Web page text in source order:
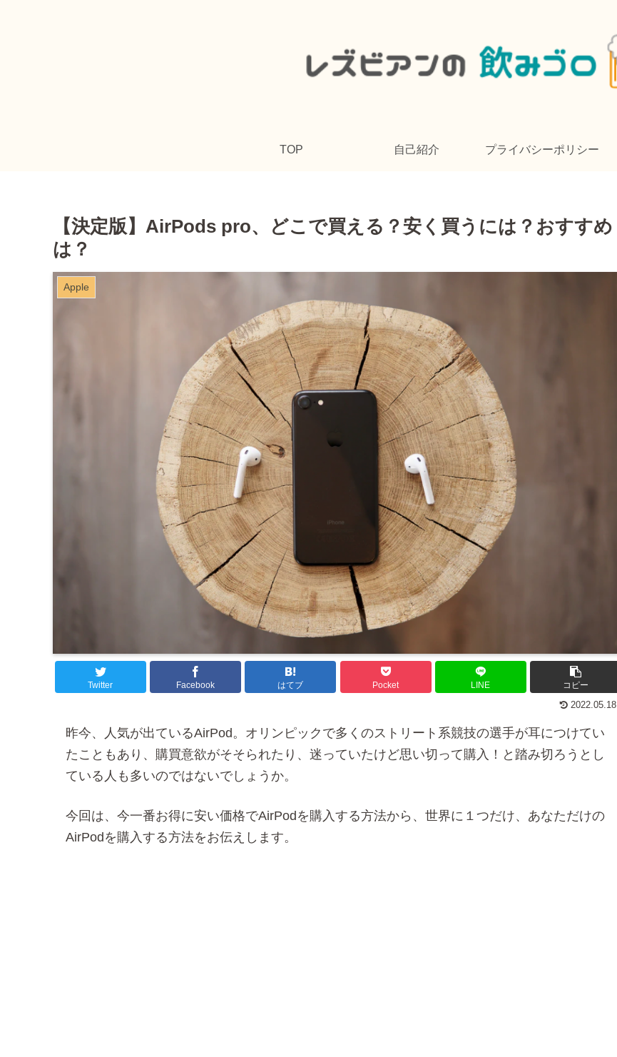
TOP 自己紹介 プライバシーポリシー
【決定版】AirPods pro、どこで買える？安く買うには？おすすめ
は？
Apple
Twitter Facebook はてブ Pocket LINE コピー
2022.05.18
昨今、人気が出ているAirPod。オリンピックで多くのストリート系競技の選手が耳につけてい
たこともあり、購買意欲がそそられたり、迷っていたけど思い切って購入！と踏み切ろうとし
ている人も多いのではないでしょうか。
今回は、今一番お得に安い価格でAirPodを購入する方法から、世界に１つだけ、あなただけの
AirPodを購入する方法をお伝えします。